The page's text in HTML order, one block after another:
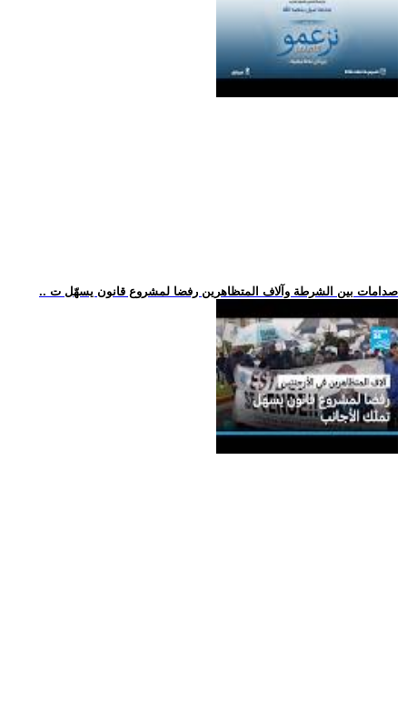
.. صدامات بين الشرطة وآلاف المتظاهرين رفضا لمشروع قانون يسهّل ت